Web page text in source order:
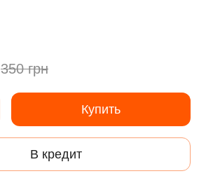
350 грн
Купить
В кредит